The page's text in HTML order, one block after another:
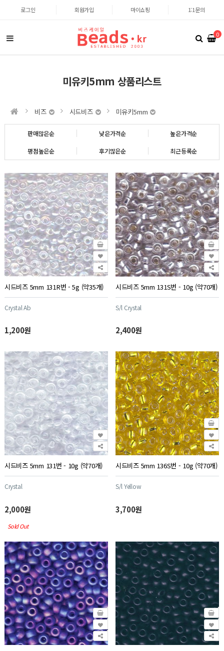
로그인 회원가입 마이쇼핑 1:1문의
0
미유키5mm 상품리스트
비즈 시드비즈 미유키5mm
판매많은순 낮은가격순 높은가격순
평점높은순 후기많은순 최근등록순
시드비즈 5mm 131R번 - 5g (약35개)
Crystal Ab
1,200원
시드비즈 5mm 131S번 - 10g (약70개)
S/l Crystal
2,400원
시드비즈 5mm 131번 - 10g (약70개)
Crystal
2,000원
Sold Out
시드비즈 5mm 136S번 - 10g (약70개)
S/l Yellow
3,700원